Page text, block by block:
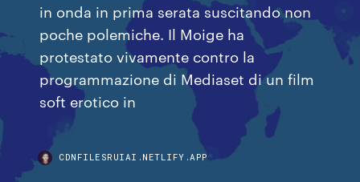
in onda in prima serata suscitando non
poche polemiche. Il Moige ha
protestato vivamente contro la
programmazione di Mediaset di un film
soft erotico in
CDNFILESRUIAI.NETLIFY.APP